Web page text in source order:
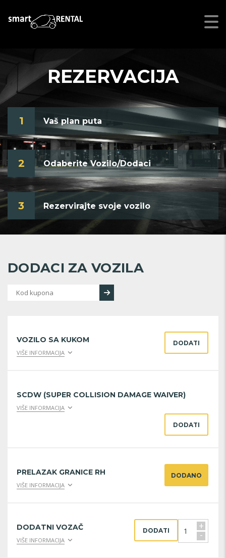
REZERVACIJA
1 Vaš plan puta
2 Odaberite Vozilo/Dodaci
3 Rezervirajte svoje vozilo
DODACI ZA VOZILA
VOZILO SA KUKOM
VIŠE INFORMACIJA
DODATI
SCDW (SUPER COLLISION DAMAGE WAIVER)
VIŠE INFORMACIJA
DODATI
PRELAZAK GRANICE RH
VIŠE INFORMACIJA
DODANO
DODATNI VOZAČ
VIŠE INFORMACIJA
+
-
DODATI